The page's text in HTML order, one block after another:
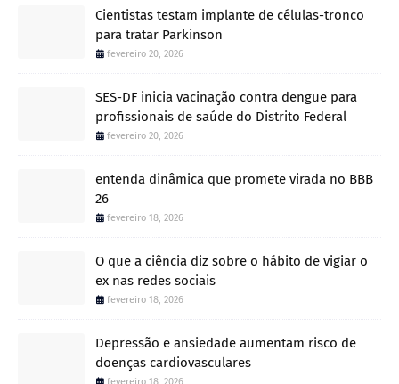
Cientistas testam implante de células-tronco
para tratar Parkinson
fevereiro 20, 2026
SES-DF inicia vacinação contra dengue para
profissionais de saúde do Distrito Federal
fevereiro 20, 2026
entenda dinâmica que promete virada no BBB
26
fevereiro 18, 2026
O que a ciência diz sobre o hábito de vigiar o
ex nas redes sociais
fevereiro 18, 2026
Depressão e ansiedade aumentam risco de
doenças cardiovasculares
fevereiro 18, 2026